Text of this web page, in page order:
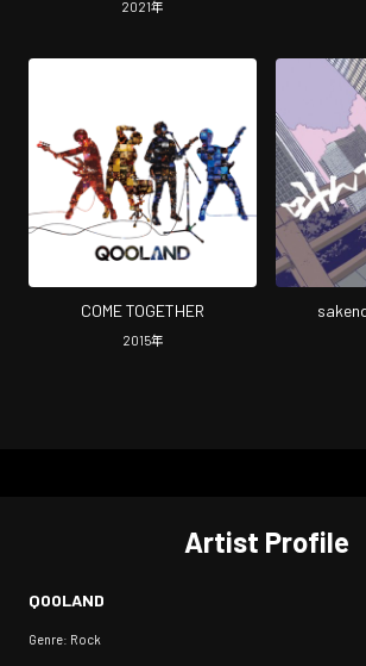
2021年
COME TOGETHER
2015年
Artist Profile
QOOLAND
Genre: Rock